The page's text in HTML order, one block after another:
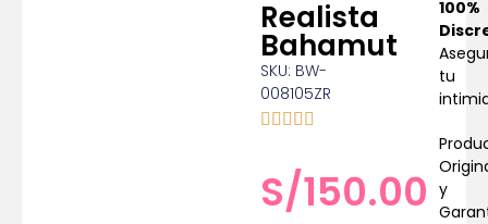
Realista
Bahamut
SKU: BW-
008105ZR
S/150.00
100%
tu
y